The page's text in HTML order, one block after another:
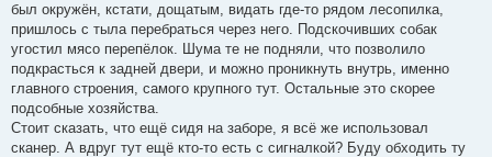
был окружён, кстати, дощатым, видать где-то рядом лесопилка,
пришлось с тыла перебраться через него. Подскочивших собак
угостил мясо перепёлок. Шума те не подняли, что позволило
подкрасться к задней двери, и можно проникнуть внутрь, именно
главного строения, самого крупного тут. Остальные это скорее
подсобные хозяйства.
Стоит сказать, что ещё сидя на заборе, я всё же использовал
сканер. А вдруг тут ещё кто-то есть с сигналкой? Буду обходить ту